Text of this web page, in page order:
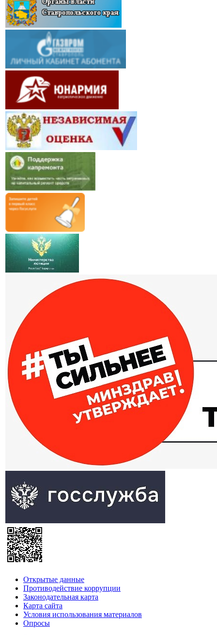
Открытые данные
Противодействие коррупции
Законодательная карта
Карта сайта
Условия использования материалов
Опросы